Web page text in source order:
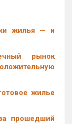
жилья — и
рынок
жилье
прошедший